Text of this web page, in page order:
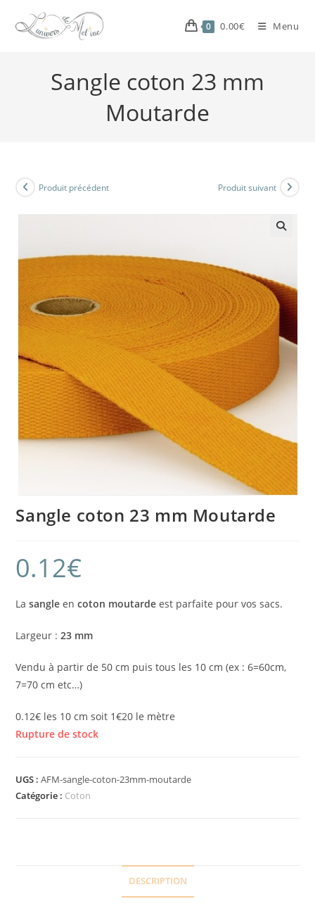
0 0.00€ Menu
Sangle coton 23 mm
Moutarde
Produit précédent Produit suivant
Sangle coton 23 mm Moutarde
0.12€
La sangle encoton moutarde est parfaite pour vos sacs.
Largeur :23 mm
Vendu à partir de 50 cm puis tous les 10 cm (ex : 6=60cm,
7=70 cm etc…)
0.12€ les 10 cm soit 1€20 le mètre
Rupture de stock
UGS :AFM-sangle-coton-23mm-moutarde
Catégorie : Coton
DESCRIPTION